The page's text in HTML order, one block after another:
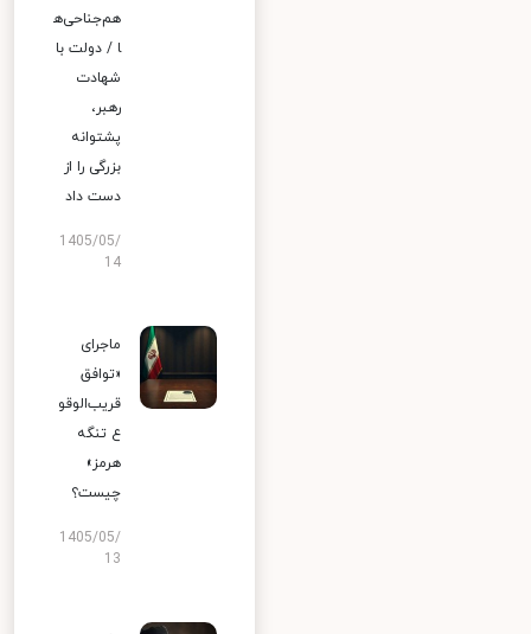
هم‌جناحی‌ه
ا / دولت با
شهادت
رهبر،
پشتوانه
بزرگی را از
دست داد
1405/05/
14
ماجرای
«توافق
قریب‌الوقو
ع تنگه
هرمز»
چیست؟
1405/05/
13